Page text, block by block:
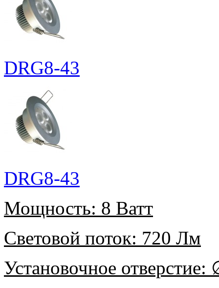
DRG8-43
DRG8-43
Мощность: 8 Ватт
Световой поток: 720 Лм
Установочное отверстие: